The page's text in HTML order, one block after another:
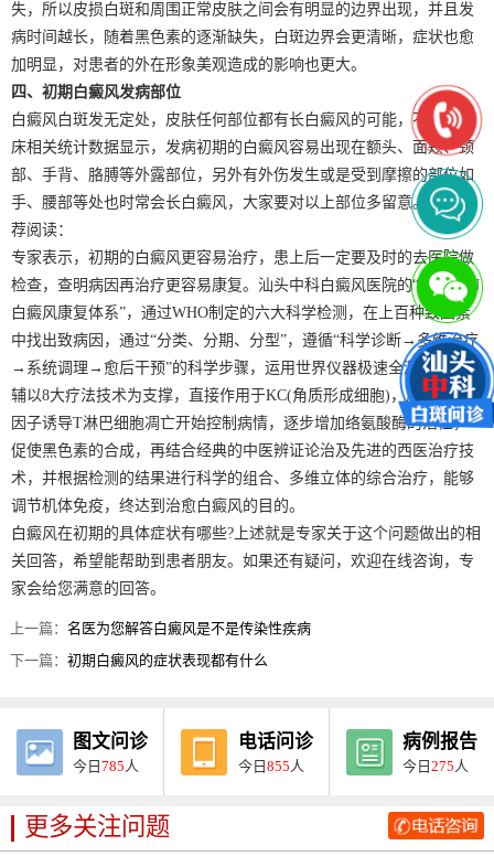
失，所以皮损白斑和周围正常皮肤之间会有明显的边界出现，并且发
病时间越长，随着黑色素的逐渐缺失，白斑边界会更清晰，症状也愈
加明显，对患者的外在形象美观造成的影响也更大。
四、初期白癜风发病部位
白癜风白斑发无定处，皮肤任何部位都有长白癜风的可能，不过据临
床相关统计数据显示，发病初期的白癜风容易出现在额头、面颊、颈
部、手背、胳膊等外露部位，另外有外伤发生或是受到摩擦的部位如
手、腰部等处也时常会长白癜风，大家要对以上部位多留意。》》推
荐阅读：
专家表示，初期的白癜风更容易治疗，患上后一定要及时的去医院做
检查，查明病因再治疗更容易康复。汕头中科白癜风医院的“中科TSN
白癜风康复体系”，通过WHO制定的六大科学检测，在上百种致因素
中找出致病因，通过“分类、分期、分型”，遵循“科学诊断→多维治疗
→系统调理→愈后干预”的科学步骤，运用世界仪器极速全激光系统再
辅以8大疗法技术为支撑，直接作用于KC(角质形成细胞)，产生的细胞
因子诱导T淋巴细胞凋亡开始控制病情，逐步增加络氨酸酶的活性，
促使黑色素的合成，再结合经典的中医辨证论治及先进的西医治疗技
术，并根据检测的结果进行科学的组合、多维立体的综合治疗，能够
调节机体免疫，终达到治愈白癜风的目的。
白癜风在初期的具体症状有哪些?上述就是专家关于这个问题做出的相
关回答，希望能帮助到患者朋友。如果还有疑问，欢迎在线咨询，专
家会给您满意的回答。
上一篇：名医为您解答白癜风是不是传染性疾病
下一篇：初期白癜风的症状表现都有什么
图文问诊
今日785 人
电话问诊
今日855 人
病例报告
今日275 人
更多关注问题